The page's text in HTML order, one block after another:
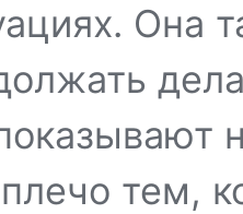
Она
тем,